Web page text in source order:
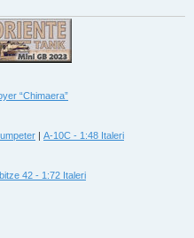
“Chimaera”
| A-10C - 1:48 Italeri
42 - 1:72 Italeri